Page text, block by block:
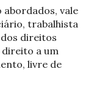
vale
trabalhista
direitos
direito a um
livre de